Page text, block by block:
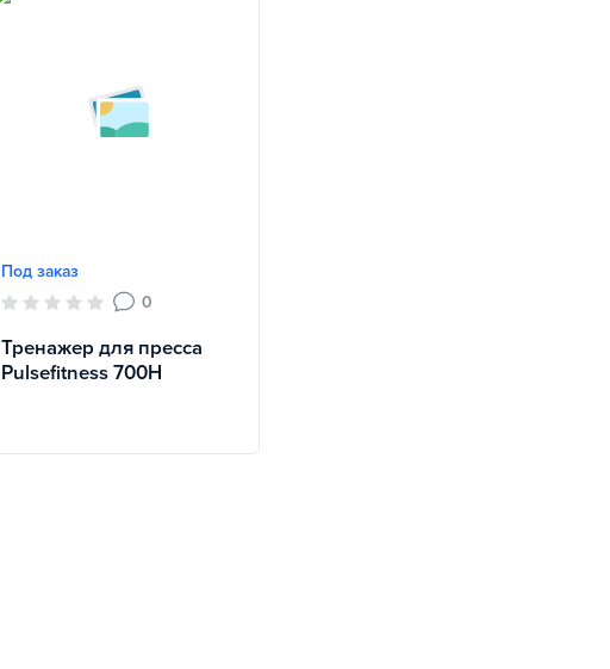
Под заказ
0
Тренажер для пресса
Pulsefitness 700H